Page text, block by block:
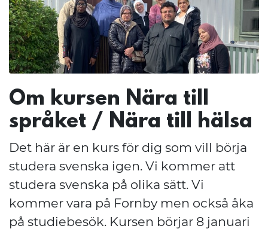
Om kursen Nära till
språket / Nära till hälsa
Det här är en kurs för dig som vill börja
studera svenska igen. Vi kommer att
studera svenska på olika sätt. Vi
kommer vara på Fornby men också åka
på studiebesök. Kursen börjar 8 januari